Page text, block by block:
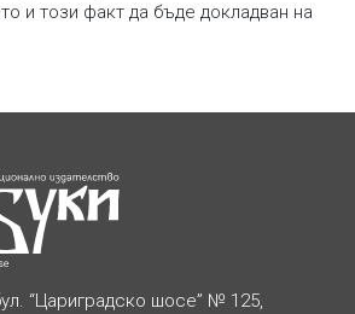
и този факт да бъде докладван на
“Цариградско шосе” № 125,